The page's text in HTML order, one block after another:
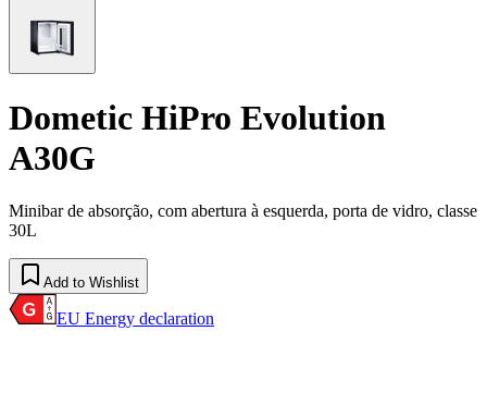
Dometic HiPro Evolution
A30G
Minibar de absorção, com abertura à esquerda, porta de vidro, classe
30L
Add to Wishlist
EU Energy declaration